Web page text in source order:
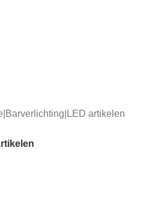
artikelen